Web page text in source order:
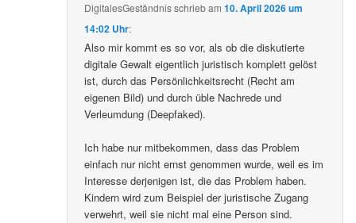
DigitalesGeständnisschriebam10. April 2026 um
14:02 Uhr:
Also mir kommt es so vor, als ob die diskutierte
digitale Gewalt eigentlich juristisch komplett gelöst
ist, durch das Persönlichkeitsrecht (Recht am
eigenen Bild) und durch üble Nachrede und
Verleumdung (Deepfaked).
Ich habe nur mitbekommen, dass das Problem
einfach nur nicht ernst genommen wurde, weil es im
Interesse derjenigen ist, die das Problem haben.
Kindern wird zum Beispiel der juristische Zugang
verwehrt, weil sie nicht mal eine Person sind.